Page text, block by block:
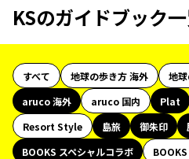
KSのガイドブック
すべて 地球の歩き方 海外
地球
aruco 海外
aruco 国内 Plat
Resort Style
島旅 御朱印
BOOKS スペシャルコラボ